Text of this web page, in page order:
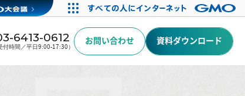
6413-0612
付時間／平日9:00-17:30）
お問い合わせ 資料ダウンロード